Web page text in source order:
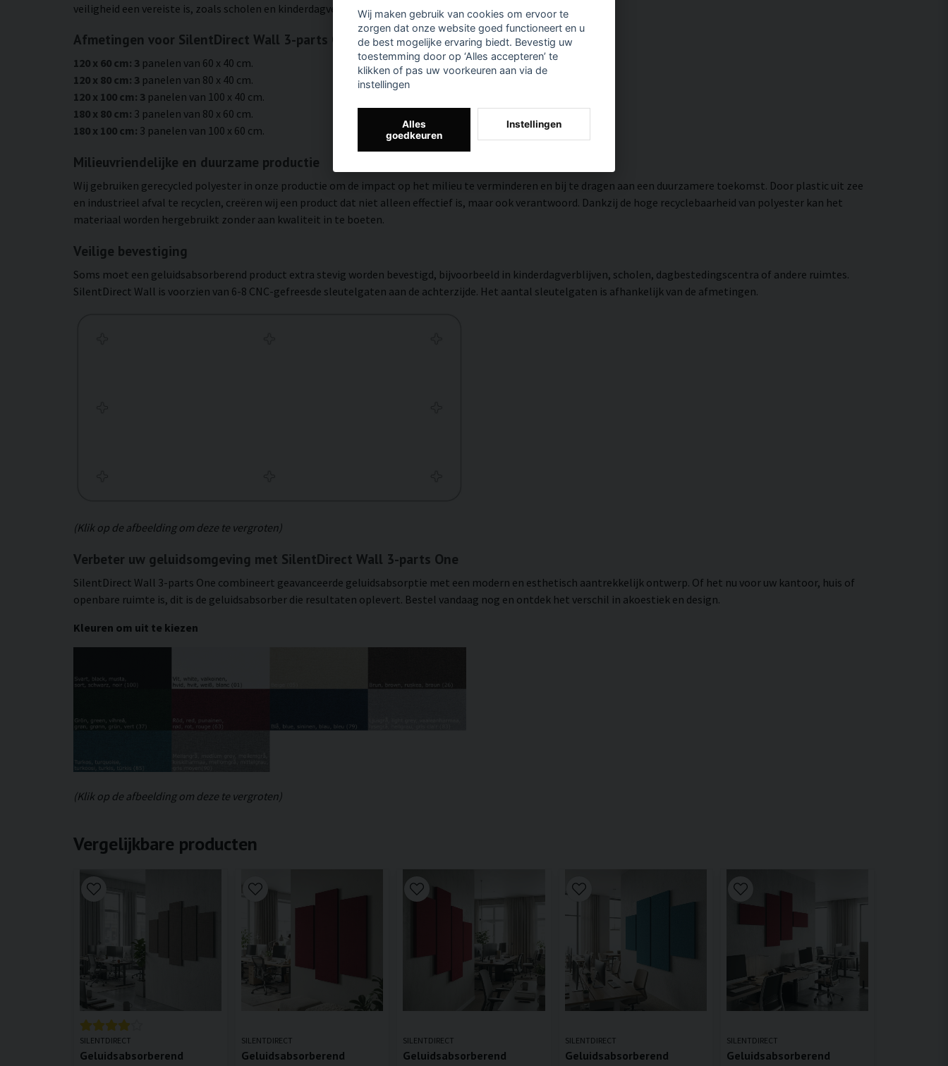
veiligheid een vereiste is, zoals scholen en kinderdagverblijven.
Afmetingen voor SilentDirect Wall 3-parts One
120 x 60 cm: 3 panelen van 60 x 40 cm.
120 x 80 cm: 3 panelen van 80 x 40 cm.
120 x 100 cm: 3 panelen van 100 x 40 cm.
180 x 80 cm: 3 panelen van 80 x 60 cm.
180 x 100 cm: 3 panelen van 100 x 60 cm.
Milieuvriendelijke en duurzame productie
Wij gebruiken gerecycled polyester in onze productie om de impact op het milieu te verminderen en bij te dragen aan een duurzamere toekomst. Door plastic uit zee
en industrieel afval te recyclen, creëren wij een product dat niet alleen effectief is, maar ook verantwoord. Dankzij de hoge recyclebaarheid van polyester kan het
materiaal worden hergebruikt zonder aan kwaliteit in te boeten.
Veilige bevestiging
Soms moet een geluidsabsorberend product extra stevig worden bevestigd, bijvoorbeeld in kinderdagverblijven, scholen, dagbestedingscentra of andere ruimtes.
SilentDirect Wall is voorzien van 6-8 CNC-gefreesde sleutelgaten aan de achterzijde. Het aantal sleutelgaten is afhankelijk van de afmetingen.
(Klik op de afbeelding om deze te vergroten)
Verbeter uw geluidsomgeving met SilentDirect Wall 3-parts One
SilentDirect Wall 3-parts One combineert geavanceerde geluidsabsorptie met een modern en esthetisch aantrekkelijk ontwerp. Of het nu voor uw kantoor, huis of
openbare ruimte is, dit is de geluidsabsorber die resultaten oplevert. Bestel vandaag nog en ontdek het verschil in akoestiek en design.
Kleuren om uit te kiezen
(Klik op de afbeelding om deze te vergroten)
Vergelijkbare producten
SILENTDIRECT
Geluidsabsorberend
SILENTDIRECT
Geluidsabsorberend
SILENTDIRECT
Geluidsabsorberend
SILENTDIRECT
Geluidsabsorberend
SILENTDIRECT
Geluidsabsorberend
Wij maken gebruik van cookies om ervoor te
zorgen dat onze website goed functioneert en u
de best mogelijke ervaring biedt. Bevestig uw
toestemming door op ‘Alles accepteren’ te
klikken of pas uw voorkeuren aan via de
instellingen
Alles
goedkeuren
Instellingen